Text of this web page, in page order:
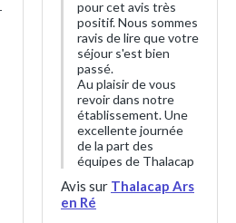
pour cet avis très
positif. Nous sommes
ravis de lire que votre
séjour s'est bien
passé.
Au plaisir de vous
revoir dans notre
établissement. Une
excellente journée
de la part des
équipes de Thalacap
Avis sur Thalacap Ars
en Ré